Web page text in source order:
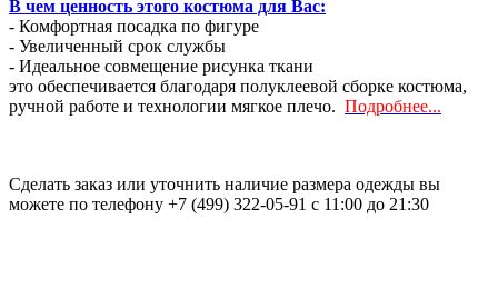
В чем ценность этого костюма для Вас:
- Комфортная посадка по фигуре
- Увеличенный срок службы
- Идеальное совмещение рисунка ткани
это обеспечивается благодаря полуклеевой сборке костюма,
ручной работе и технологии мягкое плечо. Подробнее...
Сделать заказ или уточнить наличие размера одежды вы
можете по телефону +7 (499) 322-05-91 с 11:00 до 21:30